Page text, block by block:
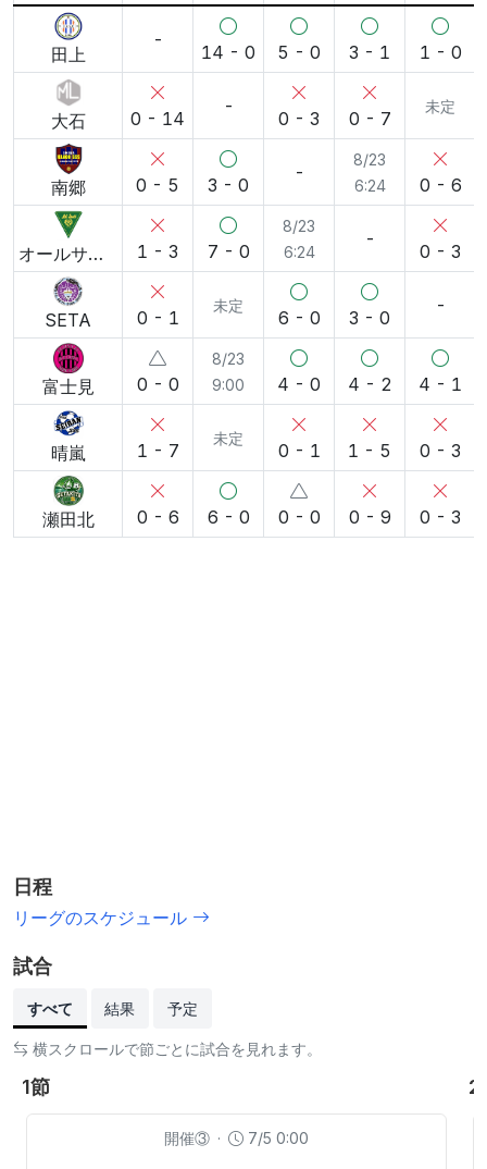
田上
-
14 - 0 5 - 0 3 - 1 1 - 0
大石 0 - 14
-
0 - 3 0 - 7
未定
南郷 0 - 5 3 - 0
-
8/23
6:24
0 - 6
オールサウス 1 - 3 7 - 0
8/23
6:24
-
0 - 3
SETA 0 - 1
未定
6 - 0 3 - 0
-
富士見 0 - 0
8/23
9:00
4 - 0 4 - 2 4 - 1
晴嵐 1 - 7
未定
0 - 1 1 - 5 0 - 3
瀬田北 0 - 6 6 - 0 0 - 0 0 - 9 0 - 3
日程
リーグのスケジュール
試合
すべて 結果 予定
横スクロールで節ごとに試合を見れます。
1節
開催③ · 7/5 0:00
2